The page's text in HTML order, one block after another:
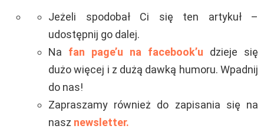
Jeżeli spodobał Ci się ten artykuł –
udostępnij go dalej.
Na fan page’u na facebook’u
dzieje się
dużo więcej i z dużą dawką humoru. Wpadnij
do nas!
Zapraszamy również do zapisania się na
nasz newsletter.